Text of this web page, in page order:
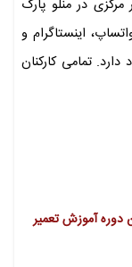
در منلو پارک
اینستاگرام و
تمامی کارکنان
دوره آموزش تعمیر